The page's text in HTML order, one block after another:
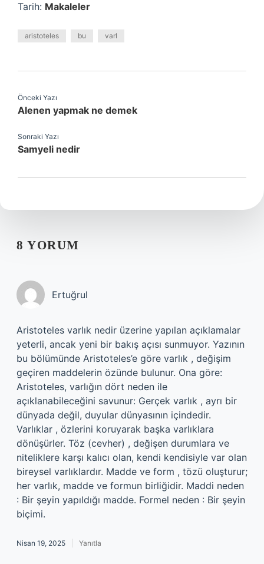
Tarih: Makaleler
aristoteles bu varl
Önceki Yazı
Alenen yapmak ne demek
Sonraki Yazı
Samyeli nedir
8 YORUM
Ertuğrul
Aristoteles varlık nedir üzerine yapılan açıklamalar
yeterli, ancak yeni bir bakış açısı sunmuyor. Yazının
bu bölümünde Aristoteles’e göre varlık , değişim
geçiren maddelerin özünde bulunur. Ona göre:
Aristoteles, varlığın dört neden ile
açıklanabileceğini savunur: Gerçek varlık , ayrı bir
dünyada değil, duyular dünyasının içindedir.
Varlıklar , özlerini koruyarak başka varlıklara
dönüşürler. Töz (cevher) , değişen durumlara ve
niteliklere karşı kalıcı olan, kendi kendisiyle var olan
bireysel varlıklardır. Madde ve form , tözü oluşturur;
her varlık, madde ve formun birliğidir. Maddi neden
: Bir şeyin yapıldığı madde. Formel neden : Bir şeyin
biçimi.
Nisan 19, 2025 Yanıtla